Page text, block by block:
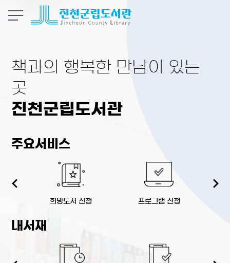
책과의 행복한 만남이 있는
곳
진천군립도서관
주요서비스
희망도서 신청 프로그램 신청
내서재